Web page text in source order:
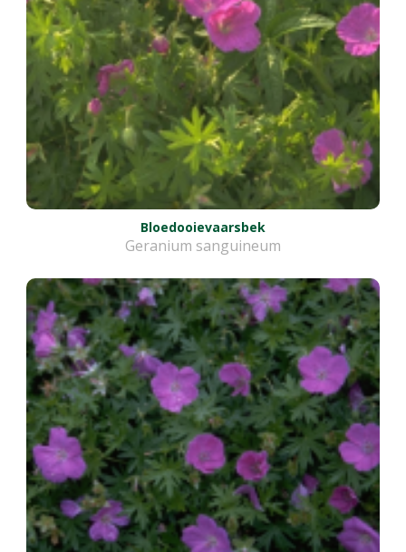
Bloedooievaarsbek
Geranium sanguineum